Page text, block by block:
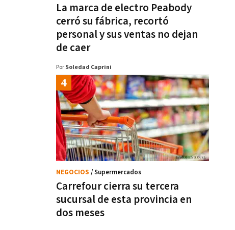
La marca de electro Peabody
cerró su fábrica, recortó
personal y sus ventas no dejan
de caer
Por Soledad Caprini
Carrefour cierra su tercera
sucursal de esta provincia en
dos meses
NEGOCIOS / Supermercados